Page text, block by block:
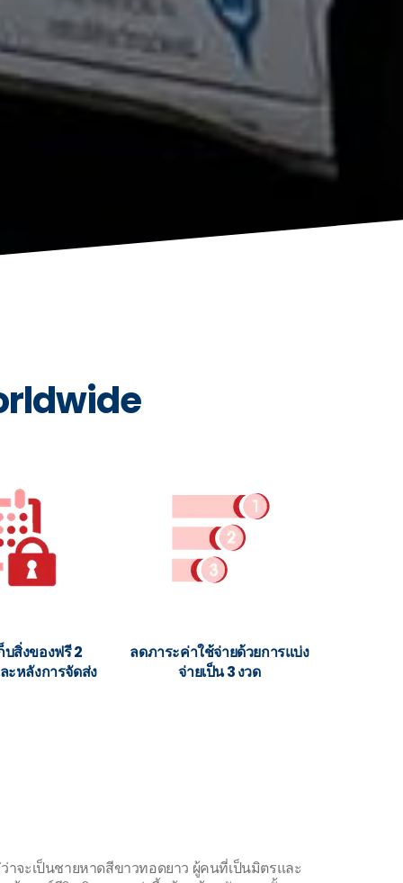
บสิ่งของฟรี 2
หลังการจัดส่ง
ลดภาระค่าใช้จ่ายด้วยการแบ่ง
จ่ายเป็น 3 งวด
จะเป็นชายหาดสีขาวทอดยาว ผู้คนที่เป็นมิตรและ